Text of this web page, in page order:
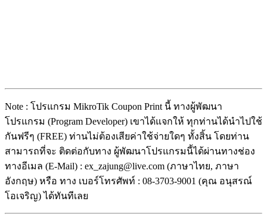
Note : โปรแกรม MikroTik Coupon Print นี้ ทางผู้พัฒนา
โปรแกรม (Program Developer) เขาได้แจกให้ ทุกท่านได้นำไปใช้
กันฟรีๆ (FREE) ท่านไม่ต้องเสียค่าใช้จ่ายใดๆ ทั้งสิ้น โดยท่าน
สามารถที่จะ ติดต่อกับทาง ผู้พัฒนาโปรแกรมนี้ได้ผ่านทางช่อง
ทางอีเมล (E-Mail) : ex_zajung@live.com (ภาษาไทย, ภาษา
อังกฤษ) หรือ ทาง เบอร์โทรศัพท์ : 08-3703-9001 (คุณ อนุสรณ์
โอเจริญ) ได้ทันทีเลย